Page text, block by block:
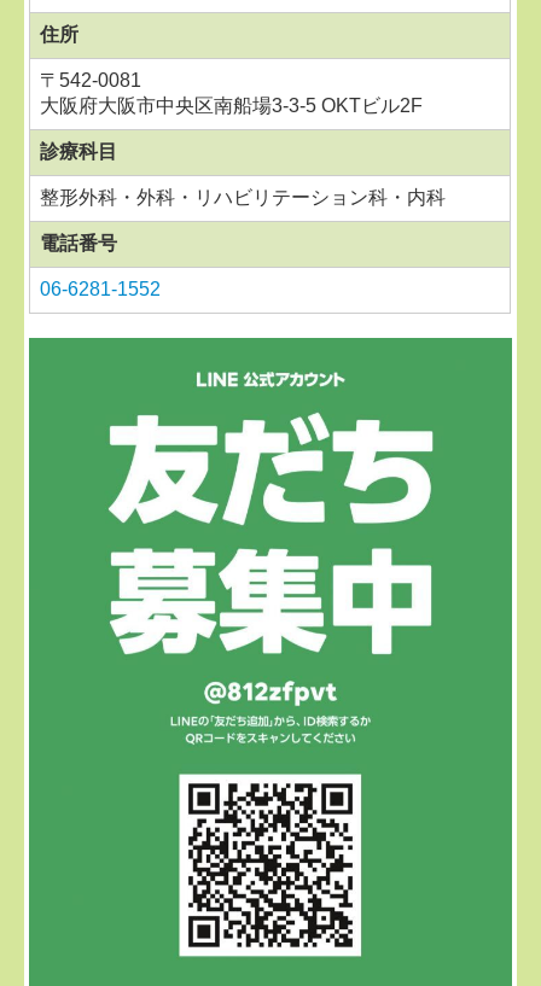
住所
〒542-0081
大阪府大阪市中央区南船場3-3-5 OKTビル2F
診療科目
整形外科・外科・リハビリテーション科・内科
電話番号
06-6281-1552